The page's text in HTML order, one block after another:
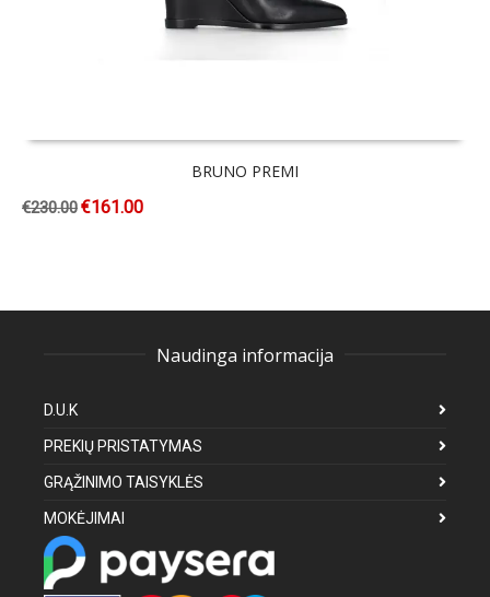
BRUNO PREMI
€230.00€161.00
Naudinga informacija
D.U.K
PREKIŲ PRISTATYMAS
GRĄŽINIMO TAISYKLĖS
MOKĖJIMAI